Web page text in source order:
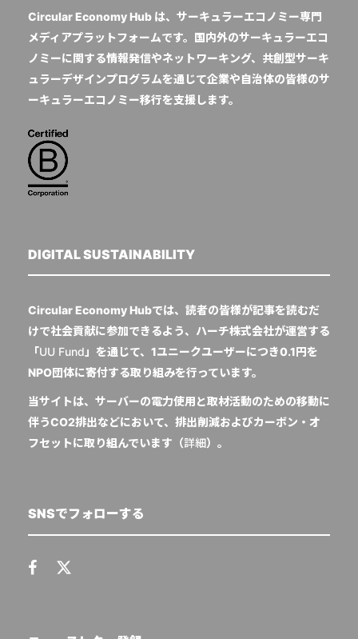
Circular Economy Hub は、サーキュラーエコノミー専門
メディアプラットフォームです。国内外のサーキュラーエコ
ノミーに関する情報発信やネットワーキング、共創型サーキ
ュラーデザインプログラムを通じて企業や自治体の皆様のサ
ーキュラーエコノミー移行を支援します。
DIGITAL SUSTAINABILITY
Circular Economy Hubでは、読者の皆様が記事を読むだ
けで社会貢献に参加できるよう、ハーチ株式会社が運営する
「UU Fund 」を通じて、1ユニークユーザーにつき0.1円を
NPO団体に寄付する取り組みを行っています。
当サイトは、サーバーの電力使用と取材活動のための移動に
伴うCO2排出などにおいて、排出削減およびカーボン・オ
フセットに取り組んでいます（詳細）。
SNSでフォローする